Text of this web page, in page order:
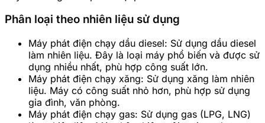
Phân loại theo nhiên liệu sử dụng
Máy phát điện chạy dầu diesel: Sử dụng dầu diesel
làm nhiên liệu. Đây là loại máy phổ biến và được sử
dụng nhiều nhất, phù hợp công suất lớn.
Máy phát điện chạy xăng: Sử dụng xăng làm nhiên
liệu. Máy có công suất nhỏ hơn, phù hợp sử dụng
gia đình, văn phòng.
Máy phát điện chạy gas: Sử dụng gas (LPG, LNG)